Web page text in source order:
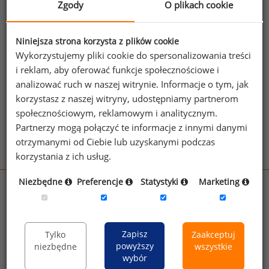
miesięcznie, podczas gdy w 2020 r. wynosił ok. 3,1 tys. zł
(wzrost o ok. 85 proc.).
źródło: www.rynekinfrastruktury.pl
Zobacz więcej wiadomości
Zobacz więcej
ciekawostek
wynagrodzenia.pl
rynekpracy.pl
raportyplacowe.pl
badania
HR.pl
Zgody O plikach cookie
Niniejsza strona korzysta z plików cookie
Wykorzystujemy pliki cookie do spersonalizowania treści
i reklam, aby oferować funkcje społecznościowe i
analizować ruch w naszej witrynie. Informacje o tym, jak
korzystasz z naszej witryny, udostępniamy partnerom
społecznościowym, reklamowym i analitycznym.
Partnerzy mogą połączyć te informacje z innymi danymi
otrzymanymi od Ciebie lub uzyskanymi podczas
korzystania z ich usług.
Niezbędne Preferencje Statystyki Marketing
Tylko
niezbędne
Zapisz
powyższy
wybór
Zaakceptuj
wszystkie